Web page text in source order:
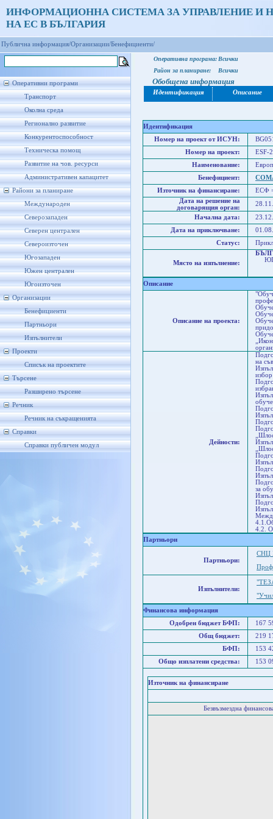
ИНФОРМАЦИОННА СИСТЕМА ЗА УПРАВЛЕНИЕ И
НА ЕС В БЪЛГАРИЯ
Публична информация/Организации/Бенефициенти/
Оперативни програми
Транспорт
Околна среда
Регионално развитие
Конкурентоспособност
Техническа помощ
Развитие на чов. ресурси
Административен капацитет
Райони за планиране
Международен
Северозападен
Северен централен
Североизточен
Югозападен
Южен централен
Югоизточен
Организации
Бенефициенти
Партньори
Изпълнители
Проекти
Списък на проектите
Търсене
Разширено търсене
Речник
Речник на съкращенията
Справки
Справки публичен модул
Оперативна програма: Всички
Район за планиране:
Всички
Обобщена информация
Идентификация Описание
Идентификация
Номер на проект от ИСУН:
Номер на проект:
ESF-
Наименование:
Бенефициент:
Източник на финансиране:
ЕСФ
Дата на решение на
договарящия орган:
Начална дата:
Дата на приключване:
Статус:
Място на изпълнение:
Описание
Описание на проекта:
Дейности:
на
за
4.2.
Партньори
Партньори:
СНЦ
Изпълнители:
Финансова информация
Одобрен бюджет БФП:
167
Общ бюджет:
219
БФП:
153
Общо изплатени средства:
153
Източник на финансиране
Безвъзмездна